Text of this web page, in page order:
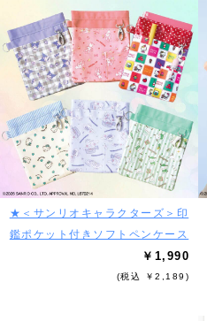
★＜サンリオキャラクターズ＞印
鑑ポケット付きソフトペンケース
￥1,990
(税込 ￥2,189)